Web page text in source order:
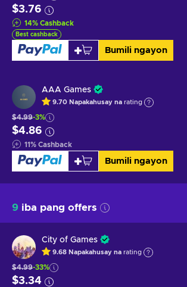
$3.76
14% Cashback
Best cashback
Bumili ngayon
AAA Games
9.70 Napakahusay na rating
$4.99-3%
$4.86
11% Cashback
Bumili ngayon
9 iba pang offers
City of Games
9.68 Napakahusay na rating
$4.99-33%
$3.34